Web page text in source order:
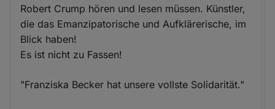
Robert Crump hören und lesen müssen. Künstler,
die das Emanzipatorische und Aufklärerische, im
Blick haben!
Es ist nicht zu Fassen!
"Franziska Becker hat unsere vollste Solidarität."